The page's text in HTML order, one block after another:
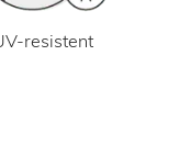
resistent